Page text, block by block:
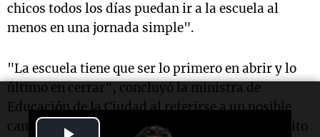
chicos todos los días puedan ir a la escuela al
menos en una jornada simple".
"La escuela tiene que ser lo primero en abrir y lo
último en cerrar", concluyó la ministra de
Educación de la Ciudad al referirse a un posible
cambio en la situación epidemiológica del distrito